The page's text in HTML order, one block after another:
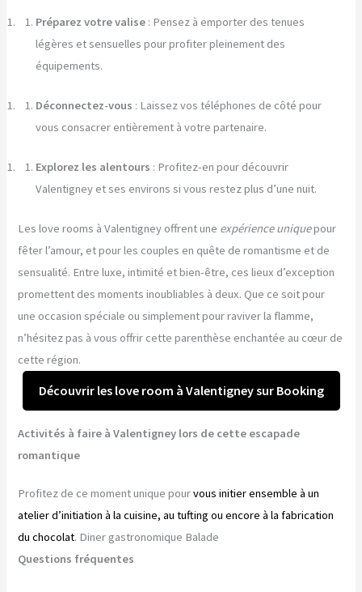
Préparez votre valise : Pensez à emporter des tenues
légères et sensuelles pour profiter pleinement des
équipements.
Déconnectez-vous : Laissez vos téléphones de côté pour
vous consacrer entièrement à votre partenaire.
Explorez les alentours : Profitez-en pour découvrir
Valentigney et ses environs si vous restez plus d’une nuit.
Les love rooms à Valentigney offrent une expérience uniquepour
fêter l’amour, et pour les couples en quête de romantisme et de
sensualité. Entre luxe, intimité et bien-être, ces lieux d’exception
promettent des moments inoubliables à deux. Que ce soit pour
une occasion spéciale ou simplement pour raviver la flamme,
n’hésitez pas à vous offrir cette parenthèse enchantée au cœur de
cette région.
Découvrir les love room à Valentigney sur Booking
Activités à faire à Valentigney lors de cette escapade
romantique
Profitez de ce moment unique pourvous initier ensemble à un
atelier d’initiation à la cuisine, au tufting ou encore à la fabrication
du chocolat. Diner gastronomique Balade
Questions fréquentes